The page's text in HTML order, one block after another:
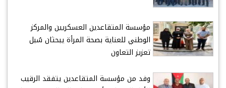
مؤسسة المتقاعدين العسكريين والمركز
الوطني للعناية بصحة المرأة يبحثان سُبل
تعزيز التعاون
وفد من مؤسسة المتقاعدين يتفقد الرقيب